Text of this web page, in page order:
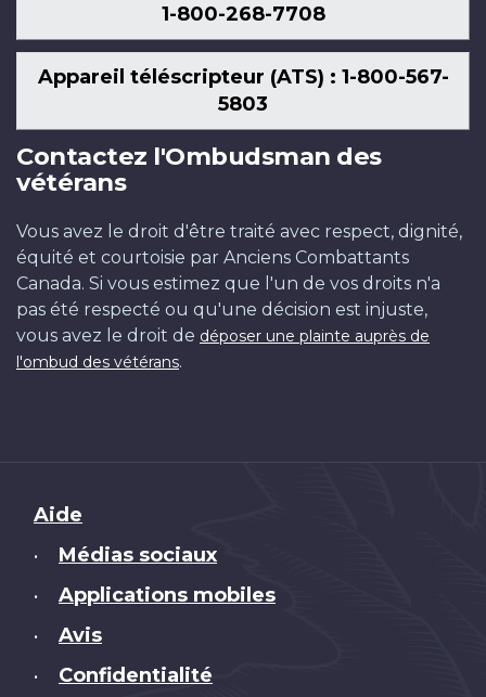
1-800-268-7708
Appareil téléscripteur (ATS) : 1-800-567-
5803
Contactez l'Ombudsman des
vétérans
Vous avez le droit d'être traité avec respect, dignité,
équité et courtoisie par Anciens Combattants
Canada. Si vous estimez que l'un de vos droits n'a
pas été respecté ou qu'une décision est injuste,
vous avez le droit de déposer une plainte auprès de
l'ombud des vétérans.
Brand
Aide
• Médias sociaux
• Applications mobiles
• Avis
• Confidentialité